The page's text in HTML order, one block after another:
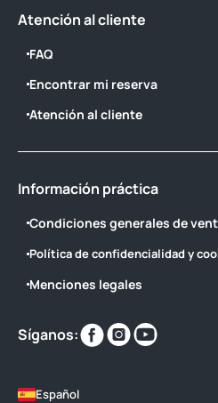
Atención al cliente
FAQ
Encontrar mi reserva
Atención al cliente
Información práctica
Condiciones generales de
Política de confidencialidad y
Menciones legales
Síganos:
Encuéntranos
en
Encuéntranos
en
Español